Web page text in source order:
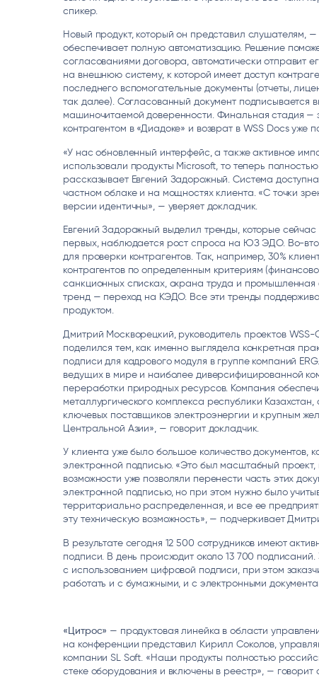
спикер.
Новый продукт, который он представил слушателям, —
обеспечивает полную автоматизацию. Решение
согласованиями договора, автоматически отправит
на внешнюю систему, к которой имеет доступ
последнего вспомогательные документы (отчеты,
так далее). Согласованный документ подписывается
машиночитаемой доверенности. Финальная стадия —
контрагентом в «Диадоке» и возврат в WSS Docs уже
«У нас обновленный интерфейс, а также активное
использовали продукты Microsoft, то теперь
рассказывает Евгений Задорожный. Система
частном облаке и на мощностях клиента. «С точки
версии идентичны», — уверяет докладчик.
Евгений Задорожный выделил тренды, которые
первых, наблюдается рост спроса на ЮЗ ЭДО. Во-
для проверки контрагентов. Так, например, 30%
контрагентов по определенным критериям
санкционных списках, охрана труда и промышленная
тренд — переход на КЭДО. Все эти тренды
продуктом.
Дмитрий Москворецкий, руководитель проектов WSS-
поделился тем, как именно выглядела конкретная
подписи для кадрового модуля в группе компаний
ведущих в мире и наиболее диверсифицированной
переработки природных ресурсов. Компания
металлургического комплекса республики Казахстан,
ключевых поставщиков электроэнергии и крупным
Центральной Азии», — говорит докладчик.
У клиента уже было большое количество документов,
электронной подписью. «Это был масштабный проект,
возможности уже позволяли перенести часть этих
электронной подписью, но при этом нужно было
территориально распределенная, и все ее
эту техническую возможность», — подчеркивает
В результате сегодня 12 500 сотрудников имеют
подписи. В день происходит около 13 700
с использованием цифровой подписи, при этом
работать и с бумажными, и с электронными
«Цитрос» — продуктовая линейка в области
на конференции представил Кирилл Соколов,
компании SL Soft. «Наши продукты полностью
стеке оборудования и включены в реестр», — говорит